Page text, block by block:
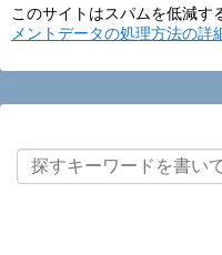
このサイトはスパムを低減す
メントデータの処理方法の